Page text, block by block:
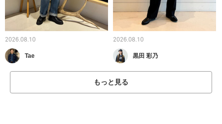
2026.08.10
Tae
2026.08.10
黒田 彩乃
もっと見る